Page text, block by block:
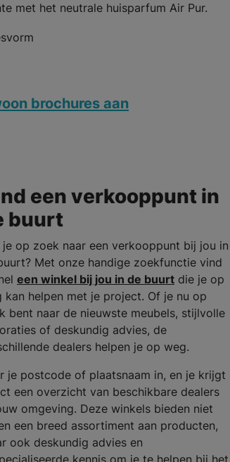
met het neutrale huisparfum Air Pur.
brochures aan
een verkooppunt in
buurt
je op zoek naar een verkooppunt bij jou in
Met onze handige zoekfunctie vind
een winkel bij jou in de buurtdie je op
kan helpen met je project. Of je nu op
bent naar de nieuwste meubels, stijlvolle
of deskundig advies, de
dealers helpen je op weg.
je postcode of plaatsnaam in, en je krijgt
een overzicht van beschikbare dealers
omgeving. Deze winkels bieden niet
een breed assortiment aan producten,
ook deskundig advies en
kennis om je te helpen bij het